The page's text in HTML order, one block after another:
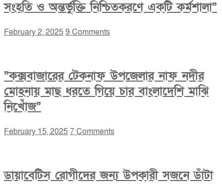
সংহতি ও অন্তর্ভুক্তি নিশ্চিতকরণে একটি কর্মশালা”
February 2, 20259 Comments
”কক্সবাজারের টেকনাফ উপজেলার নাফ নদীর
মোহনায় মাছ ধরতে গিয়ে চার বাংলাদেশি মাঝি
নিখোঁজ”
February 15, 20257 Comments
ডায়াবেটিস রোগীদের জন্য উপকারী সজনে ডাঁটা